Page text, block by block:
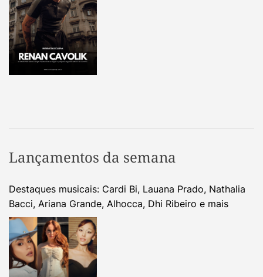
Lançamentos da semana
Destaques musicais: Cardi Bi, Lauana Prado, Nathalia
Bacci, Ariana Grande, Alhocca, Dhi Ribeiro e mais